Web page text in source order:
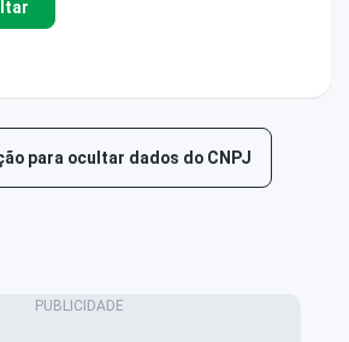
para ocultar dados do CNPJ